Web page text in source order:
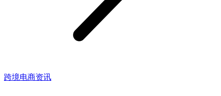
跨境电商资讯